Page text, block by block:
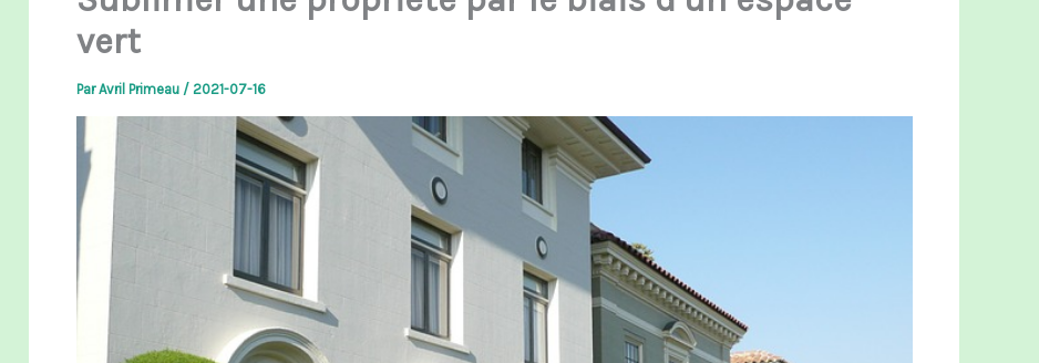
vert
ParAvril Primeau / 2021-07-16